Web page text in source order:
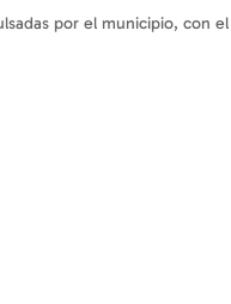
por el municipio, con